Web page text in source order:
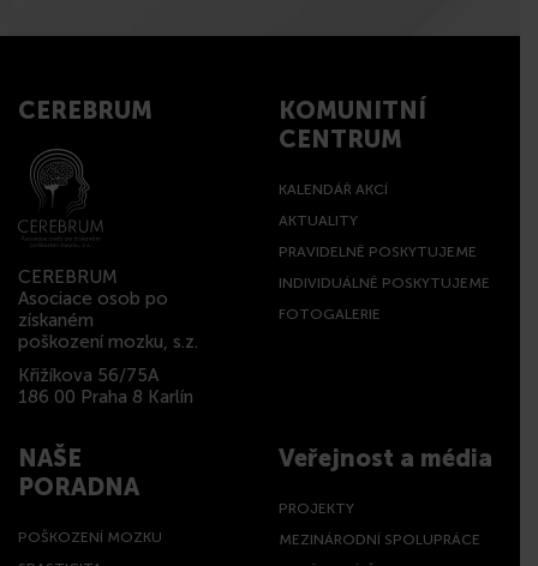
CEREBRUM
CEREBRUM
Asociace osob po
získaném
poškození mozku, s.z.
Křižíkova 56/75A
186 00 Praha 8 Karlín
KOMUNITNÍ
CENTRUM
KALENDÁŘ AKCÍ
AKTUALITY
PRAVIDELNĚ POSKYTUJEME
INDIVIDUÁLNĚ POSKYTUJEME
FOTOGALERIE
NAŠE
PORADNA
POŠKOZENÍ MOZKU
Veřejnost a média
PROJEKTY
MEZINÁRODNÍ SPOLUPRÁCE